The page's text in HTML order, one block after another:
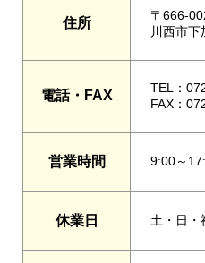
住所
〒666-
川西市
電話・FAX
TEL：
FAX：
営業時間 9:00～
休業日 土・日・